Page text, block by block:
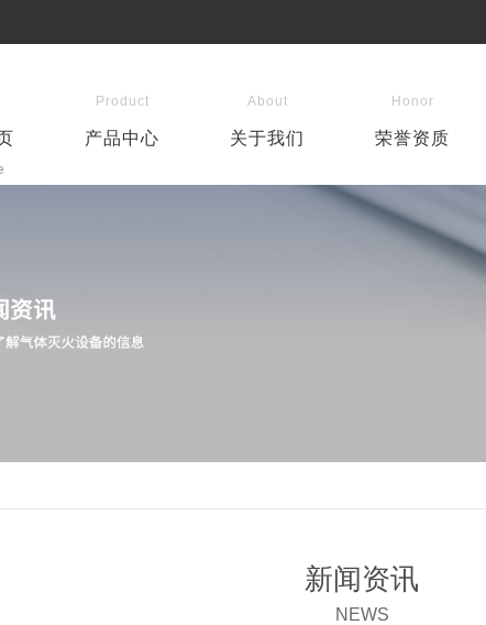
Product
产品中心
About
关于我们
Honor
荣誉资质
新闻资讯
NEWS